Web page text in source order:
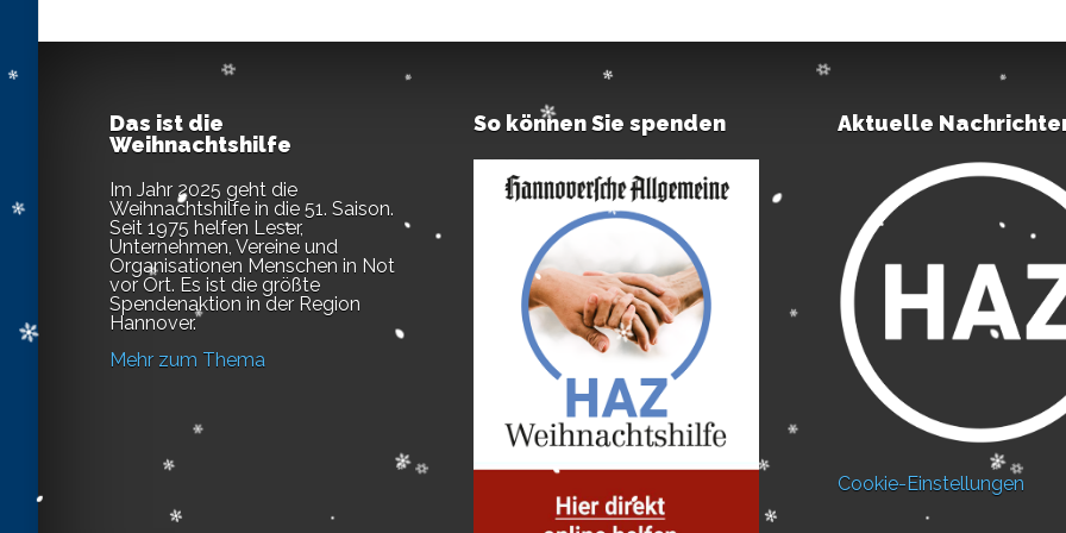
Das ist die
Weihnachtshilfe
Im Jahr 2025 geht die
Weihnachtshilfe in die 51. Saison.
Seit 1975 helfen Leser,
Unternehmen, Vereine und
Organisationen Menschen in Not
vor Ort. Es ist die größte
Spendenaktion in der Region
Hannover.
Mehr zum Thema
So können Sie spenden Aktuelle
Cookie-Einstellungen